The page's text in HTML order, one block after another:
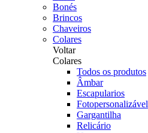
Bonés
Brincos
Chaveiros
Colares
Voltar
Colares
Todos os produtos
Âmbar
Escapularios
Fotopersonalizável
Gargantilha
Relicário